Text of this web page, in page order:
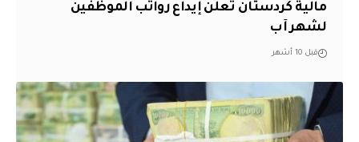
مالية كردستان تعلن إيداع رواتب الموظفين
لشهر آب
قبل 10 أشهر